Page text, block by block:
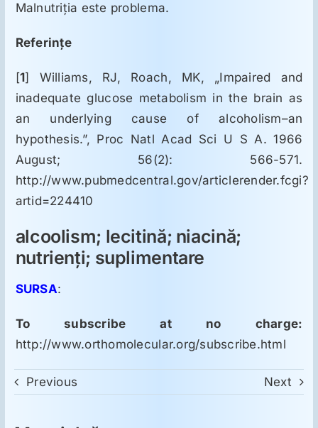
Malnutriţia este problema.
Referinţe
[1] Williams, RJ, Roach, MK, „Impaired and
inadequate glucose metabolism in the brain as
an underlying cause of alcoholism–an
hypothesis.”, Proc Natl Acad Sci U S A. 1966
August; 56(2): 566-571.
http://www.pubmedcentral.gov/articlerender.fcgi?
artid=224410
alcoolism; lecitină; niacină;
nutrienţi; suplimentare
SURSA:
To subscribe at no charge:
http://www.orthomolecular.org/subscribe.html
Previous Next